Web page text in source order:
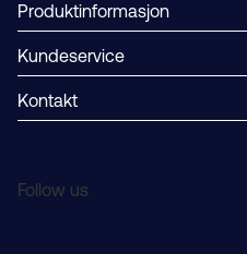
Produktinformasjon
Kundeservice
Kontakt
Follow us